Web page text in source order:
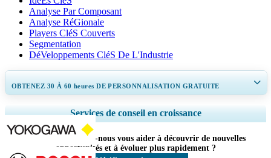
Analyse Par Composant
Analyse RéGionale
Players CléS Couverts
Segmentation
DéVeloppements CléS De L'Industrie
OBTENEZ 30 À 60heures DE PERSONNALISATION GRATUITE
Ampliar a cobertura regional e por país, Análise de segmentos, Perfis de
empresas, Benchmarking competitivo, e insights sobre o usuário final.
Personnaliser maintenant
Services de conseil en croissance
Comment pouvons-nous vous aider à découvrir de nouvelles
opportunités et à évoluer plus rapidement ?